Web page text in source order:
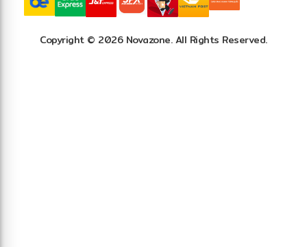
Copyright © 2026 Novazone. All Rights Reserved.